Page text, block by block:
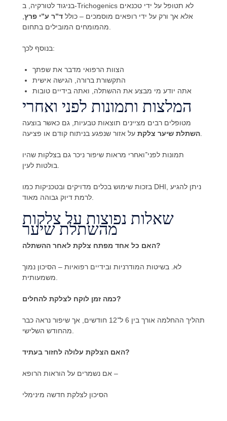
בניגוד לטורקיה, ב-Trichogenics לא תטופל על ידי טכנאים
אלא אך ורק על ידי רופאים מוסמכים – כוללד”ר ע”י פרץ
בנוסף לכך:
הצוות הרפואי מדבר את שפתך
התקשורת ברורה, הגישה אישית
אתה יודע מי מבצע את ההשתלה, ואתה בידיים טובות
המלצות ותמונות לפני ואחרי
מטופלים רבים מציינים תוצאות טבעיות, גם כאשר בוצעה
השתלת שיער צלקתעל אזור שנפגע בניתוח קודם או פציעה.
תמונות לפני־ואחרי מראות שיפור ניכר גם בצלקות שהיו
בולטות לעין.
בזכות שימוש בכלים מדויקים ובטכניקות כמו DHI, ניתן להגיע
לרמת דיוק גבוהה מאוד.
שאלות נפוצות על צלקות
מהשתלת שיער
האם כל אחד מפתח צלקת לאחר ההשתלה?
לא. בשיטות המודרניות ובידיים רפואיות – הסיכון נמוך
כמה זמן לוקח לצלקת להחלים?
תהליך ההחלמה אורך בין 6 ל־12 חודשים, אך שיפור נראה כבר
האם הצלקת עלולה לחזור בעתיד?
אם נשמרים על הוראות הרופא –
הסיכון לצלקת חדשה מינימלי